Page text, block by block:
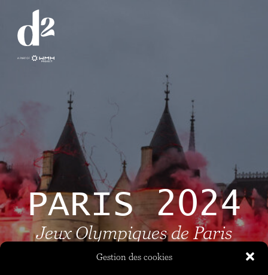
Gestion des cookies
PARIS 2024
Jeux Olympiques de Paris
2024